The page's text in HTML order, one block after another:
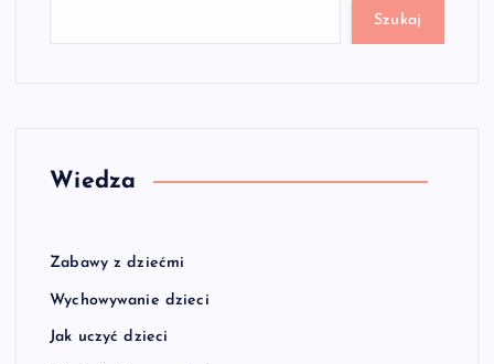
Szukaj
Wiedza
Zabawy z dziećmi
Wychowywanie dzieci
Jak uczyć dzieci